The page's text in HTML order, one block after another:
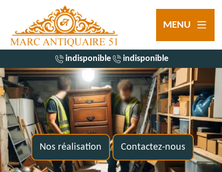
MENU
indisponible indisponible
Nos réalisation Contactez-nous